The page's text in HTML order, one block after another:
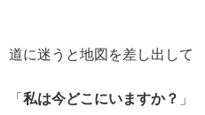
道に迷うと地図を差し出して
「 私は今どこにいますか？ 」